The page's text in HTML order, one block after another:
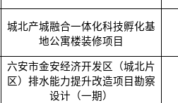
城北产城融合一体化科技孵化基
地公寓楼装修项目
六安市金安经济开发区（城北片
区）排水能力提升改造项目勘察
设计（一期）